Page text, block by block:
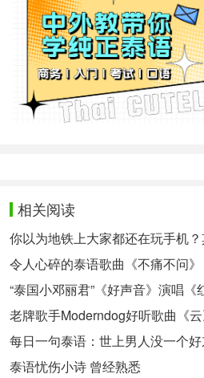
相关阅读
你以为地铁上大家都还在玩手机
令人心碎的泰语歌曲《不痛不问》
“泰国小邓丽君”《好声音》演唱
老牌歌手Moderndog好听歌曲《云
每日一句泰语：世上男人没一个好
泰语忧伤小诗 曾经熟悉